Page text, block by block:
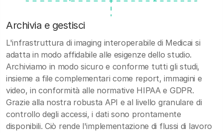
Archivia e gestisci
L'infrastruttura di imaging interoperabile di Medicai si
adatta in modo affidabile alle esigenze dello studio.
Archiviamo in modo sicuro e conforme tutti gli studi,
insieme a file complementari come report, immagini e
video, in conformità alle normative HIPAA e GDPR.
Grazie alla nostra robusta API e al livello granulare di
controllo degli accessi, i dati sono prontamente
disponibili. Ciò rende l'implementazione di flussi di lavoro